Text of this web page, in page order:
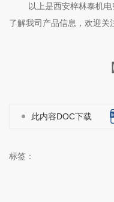
以上是西安梓林泰机
了解我司产品信息，欢迎关
此内容DOC下载
标签：